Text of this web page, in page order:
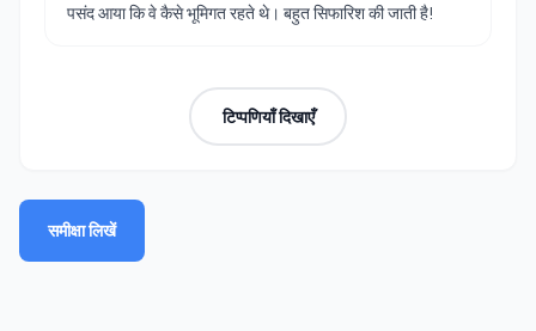
पसंद आया कि वे कैसे भूमिगत रहते थे। बहुत सिफारिश की जाती है!
टिप्पणियाँ दिखाएँ
समीक्षा लिखें